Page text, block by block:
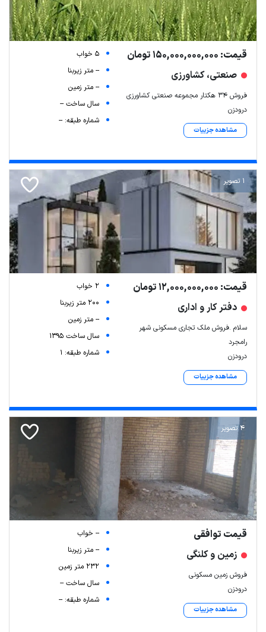
ariamarz.com
قیمت: 150,000,000,000 تومان
صنعتی، کشاورزی
فروش 34 هکتار مجموعه صنعتی کشاورزی
درودزن
مشاهده جزییات
5 خواب
-- متر زیربنا
-- متر زمین
سال ساخت --
شماره طبقه: --
1 تصویر
قیمت: 12,000,000,000 تومان
دفتر کار و اداری
سلام .فروش ملک تجاری مسکونی شهر
رامجرد
درودزن
مشاهده جزییات
2 خواب
200 متر زیربنا
-- متر زمین
سال ساخت 1395
شماره طبقه: 1
4 تصویر
قیمت توافقی
زمین و کلنگی
فروش زمین مسکونی
درودزن
مشاهده جزییات
-- خواب
-- متر زیربنا
232 متر زمین
سال ساخت --
شماره طبقه: --